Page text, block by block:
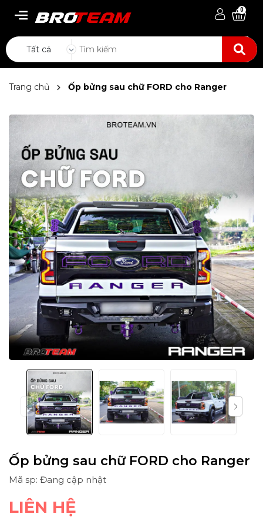
0
Tất cả
Trang chủ Ốp bửng sau chữ FORD cho Ranger
Ốp bửng sau chữ FORD cho Ranger
Mã sp: Đang cập nhật
LIÊN HỆ